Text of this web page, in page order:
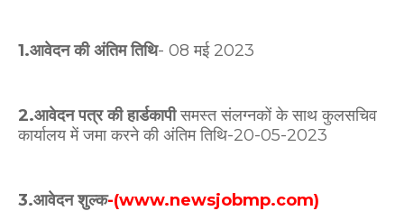
1.आवेदन की अंतिम तिथि- 08 मई 2023
2.आवेदन पत्र की हार्डकापीसमस्त संलग्नकों के साथ कुलसचिव
कार्यालय में जमा करने की अंतिम तिथि-20-05-2023
3.आवेदन शुल्क-(www.newsjobmp.com)